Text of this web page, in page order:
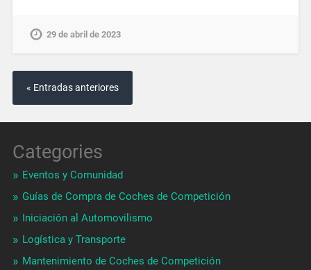
29 de abril de 2023
« Entradas anteriores
Categories
Eventos y Comunidad
Guías de Compra de Coches de Competición
Iniciación al Automovilismo
Logística y Transporte
Mantenimiento de Coches de Competición